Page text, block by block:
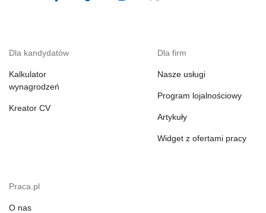
Dla kandydatów
Kalkulator
wynagrodzeń
Kreator CV
Dla firm
Nasze usługi
Program lojalnościowy
Artykuły
Widget z ofertami pracy
Praca.pl
O nas